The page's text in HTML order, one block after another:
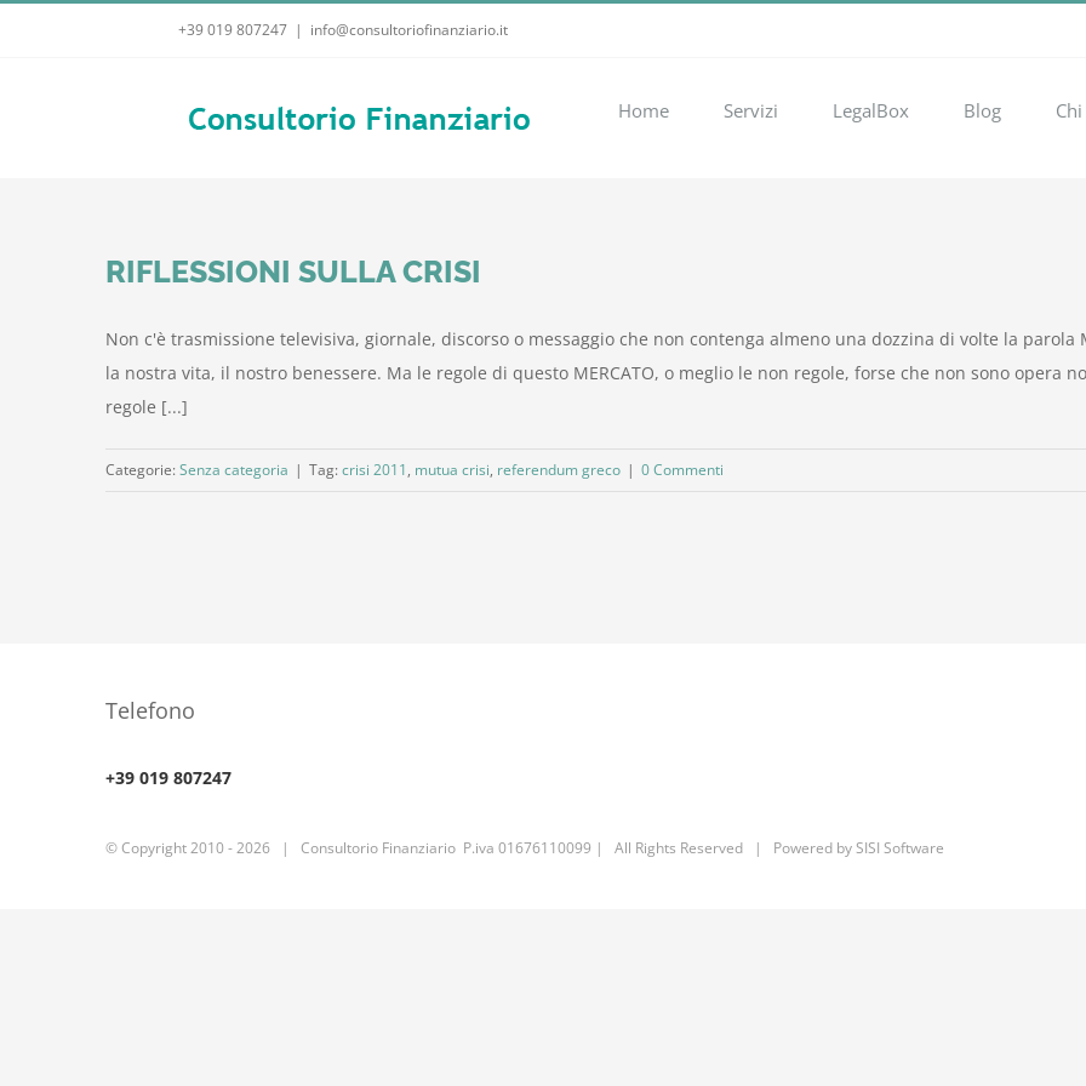
+39 019 807247 | info@consultoriofinanziario.it
Home Servizi LegalBox Blog
RIFLESSIONI SULLA CRISI
Non c'è trasmissione televisiva, giornale, discorso o messaggio che non contenga almeno una dozzina di volte la parola
la nostra vita, il nostro benessere. Ma le regole di questo MERCATO, o meglio le non regole, forse che non sono opera
regole [...]
Categorie: Senza categoria | Tag: crisi 2011, mutua crisi, referendum greco | 0 Commenti
Telefono
+39 019 807247
© Copyright 2010 -2026 | Consultorio Finanziario P.iva 01676110099 | All Rights Reserved | Powered bySISI Software